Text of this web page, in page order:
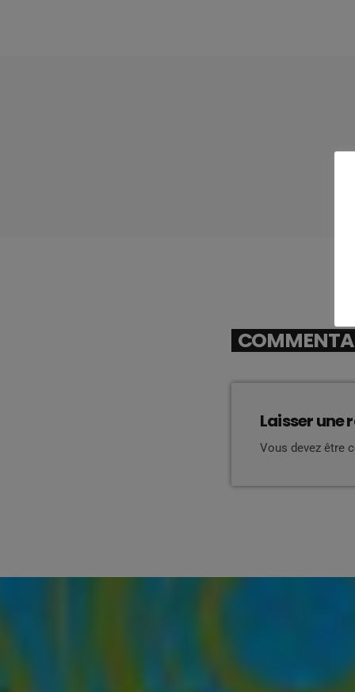
Laisser une
Vous devez être